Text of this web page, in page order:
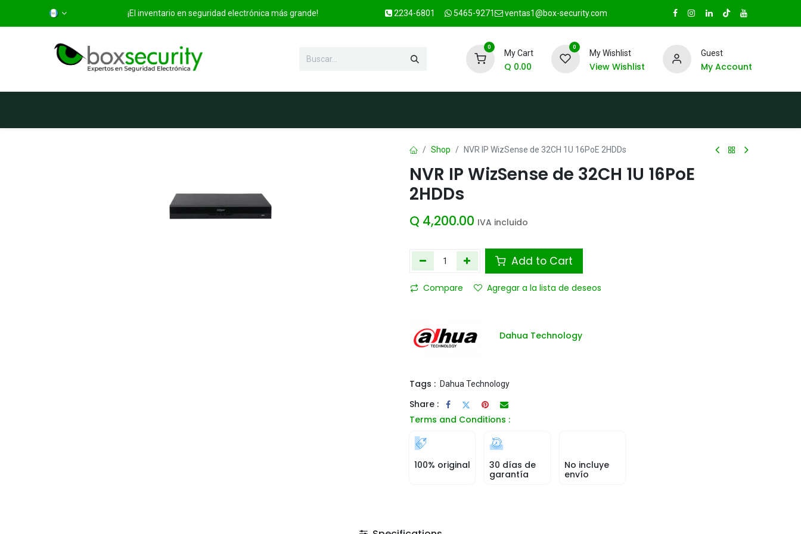
¡El inventario en seguridad electrónica más grande! 2234-6801 5465-9271 ventas1@box-security.com
0
My Cart
Q 0.00
0
My Wishlist
View Wishlist
Guest
My Account
Shop NVR IP WizSense de 32CH 1U 16PoE 2HDDs
NVR IP WizSense de 32CH 1U 16PoE
2HDDs
Q 4,200.00 IVA incluido
Add to Cart
Compare Agregar a la lista de deseos
Dahua Technology
Tags : Dahua Technology
Share :
Terms and Conditions :
100% original
30 días de
garantía
No incluye
envío